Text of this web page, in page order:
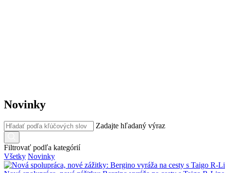
Novinky
Zadajte hľadaný výraz
Filtrovať podľa kategórií
Všetky Novinky